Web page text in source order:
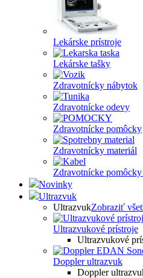
Lekárske prístroje
Lekárske tašky
Zdravotnícky nábytok
Zdravotnícke odevy
Zdravotnícke pomôcky
Zdravotnícky materiál
Zdravotnícke
Novinky
Ultrazvuk
UltrazvukZobraziť
Ultrazvukové prístroje
Ultrazvukové
Doppler ultrazvuk
Doppler